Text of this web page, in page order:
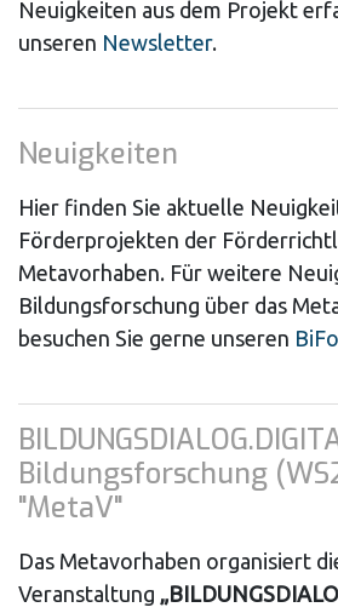
Neuigkeiten aus dem Projekt
unseren Newsletter.
Neuigkeiten
Hier finden Sie aktuelle
Förderprojekten der
Metavorhaben. Für weitere
Bildungsforschung über das
besuchen Sie gerne unseren
Bildungsforschung
"MetaV"
Das Metavorhaben organisiert
Veranstaltung